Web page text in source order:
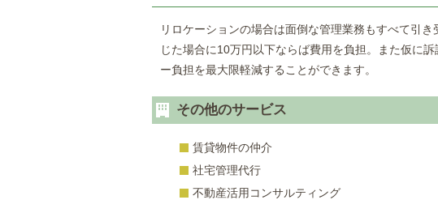
リロケーションの場合は面倒な管理業務もすべて引
じた場合に10万円以下ならば費用を負担。また仮に
ー負担を最大限軽減することができます。
その他のサービス
賃貸物件の仲介
社宅管理代行
不動産活用コンサルティング